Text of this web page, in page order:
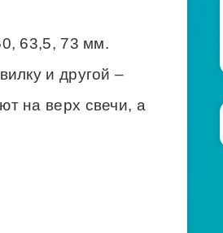
63,5, 73 мм.
и другой –
на верх свечи, а